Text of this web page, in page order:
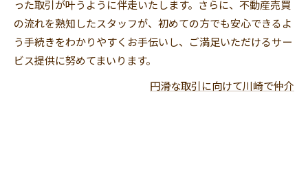
った取引が叶うように伴走いたします。さらに、不動産売買
の流れを熟知したスタッフが、初めての方でも安心できるよ
う手続きをわかりやすくお手伝いし、ご満足いただけるサー
ビス提供に努めてまいります。
円滑な取引に向けて川崎で仲介